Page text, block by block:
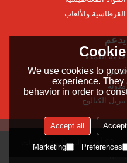
أضف إلى قائمة الأمنيات
القرطاسية والألعاب
يدعم
خدمة العملاء
فيديو
مدونة
تنزيل الكتالوج
Copyright © 2026Hangzhou
We use cookies to
experience.
behavior in order to
Accept all
Preferences
Marketing